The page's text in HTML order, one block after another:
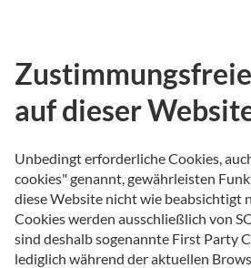
auf dieser
Unbedingt erforderliche Cookies,
cookies" genannt, gewährleisten
diese Website nicht wie beabsichtigt
Cookies werden ausschließlich von
sind deshalb sogenannte First Party
lediglich während der aktuellen